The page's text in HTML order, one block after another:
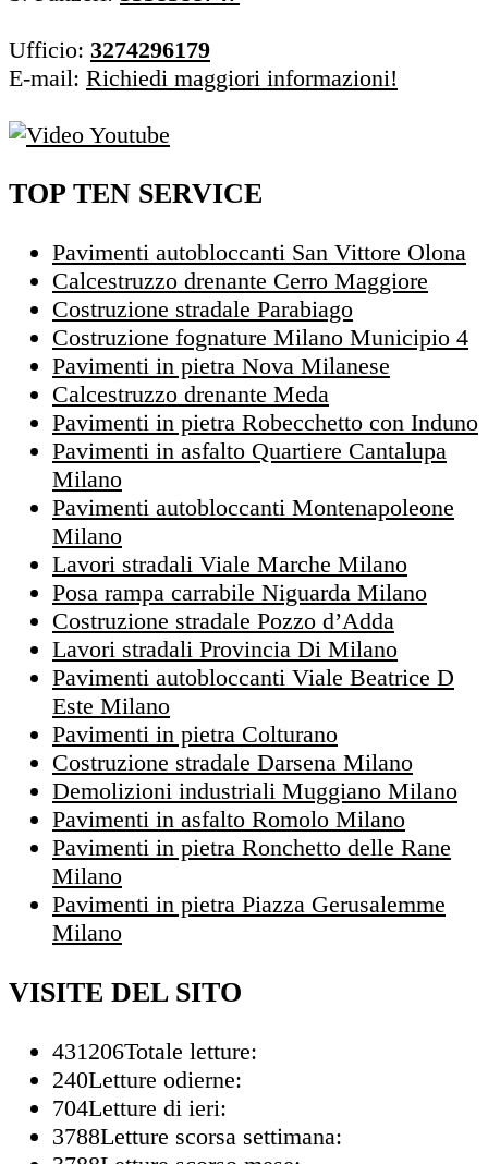
Ufficio: 3274296179
E-mail: Richiedi maggiori informazioni!
TOP TEN SERVICE
Pavimenti autobloccanti San Vittore Olona
Calcestruzzo drenante Cerro Maggiore
Costruzione stradale Parabiago
Costruzione fognature Milano Municipio 4
Pavimenti in pietra Nova Milanese
Calcestruzzo drenante Meda
Pavimenti in pietra Robecchetto con Induno
Pavimenti in asfalto Quartiere Cantalupa
Milano
Pavimenti autobloccanti Montenapoleone
Milano
Lavori stradali Viale Marche Milano
Posa rampa carrabile Niguarda Milano
Costruzione stradale Pozzo d’Adda
Lavori stradali Provincia Di Milano
Pavimenti autobloccanti Viale Beatrice D
Este Milano
Pavimenti in pietra Colturano
Costruzione stradale Darsena Milano
Demolizioni industriali Muggiano Milano
Pavimenti in asfalto Romolo Milano
Pavimenti in pietra Ronchetto delle Rane
Milano
Pavimenti in pietra Piazza Gerusalemme
Milano
VISITE DEL SITO
431206Totale letture:
240Letture odierne:
704Letture di ieri:
3788Letture scorsa settimana: